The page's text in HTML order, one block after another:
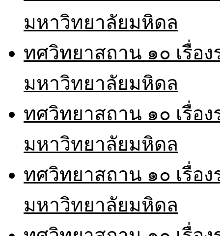
มหาวิทยาลัยมหิดล
ทศวิทยาสถาน ๑๐ เรื่อ
มหาวิทยาลัยมหิดล
ทศวิทยาสถาน ๑๐ เรื่อ
มหาวิทยาลัยมหิดล
ทศวิทยาสถาน ๑๐ เรื่อ
มหาวิทยาลัยมหิดล